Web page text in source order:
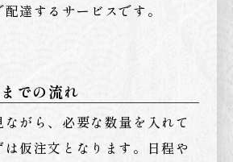
達するサービスです。
での流れ
がら、必要な数量を入れて
は仮注文となります。日程や